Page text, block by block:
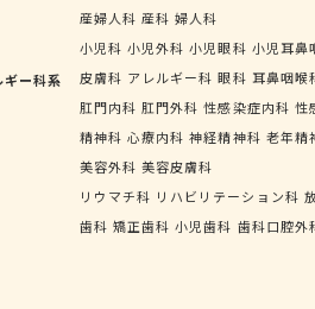
産婦人科 産科 婦人科
小児科 小児外科 小児眼科 小児耳鼻
ー科系
皮膚科 アレルギー科 眼科 耳鼻咽喉
肛門内科 肛門外科 性感染症内科 性
精神科 心療内科 神経精神科 老年精
美容外科 美容皮膚科
リウマチ科 リハビリテーション科
歯科 矯正歯科 小児歯科 歯科口腔外